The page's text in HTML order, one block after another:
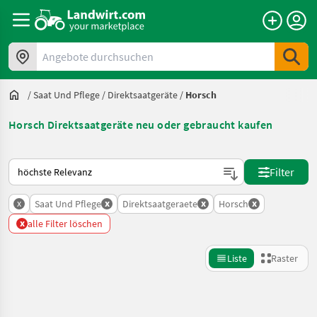
Angebote durchsuchen
/Saat Und Pflege / Direktsaatgeräte / Horsch
Horsch Direktsaatgeräte neu oder gebraucht kaufen
So wird auf Landwirt.com sortiert
Filter
x Saat Und Pflege x Direktsaatgeraete x Horsch x
x alle Filter löschen
Liste Raster